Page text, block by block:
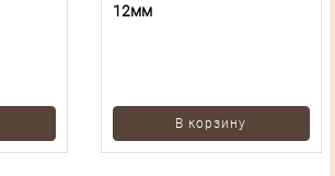
12мм
В корзину